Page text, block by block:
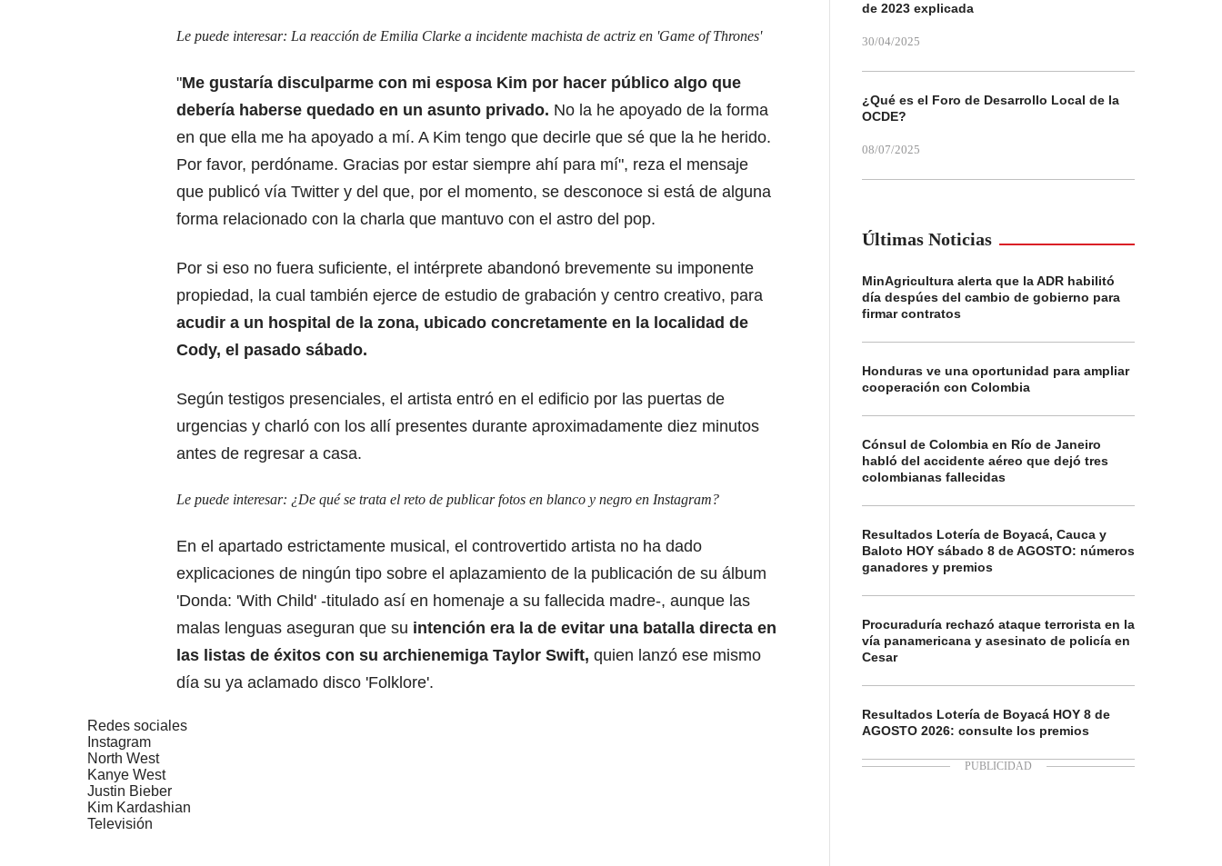
Le puede interesar: La reacción de Emilia Clarke a incidente machista de actriz en 'Game of Thrones'
"Me gustaría disculparme con mi esposa Kim por hacer público algo que
debería haberse quedado en un asunto privado. No la he apoyado de la forma
en que ella me ha apoyado a mí. A Kim tengo que decirle que sé que la he herido.
Por favor, perdóname. Gracias por estar siempre ahí para mí", reza el mensaje
que publicó vía Twitter y del que, por el momento, se desconoce si está de alguna
forma relacionado con la charla que mantuvo con el astro del pop.
Por si eso no fuera suficiente, el intérprete abandonó brevemente su imponente
propiedad, la cual también ejerce de estudio de grabación y centro creativo, para
acudir a un hospital de la zona, ubicado concretamente en la localidad de
Cody, el pasado sábado.
Según testigos presenciales, el artista entró en el edificio por las puertas de
urgencias y charló con los allí presentes durante aproximadamente diez minutos
antes de regresar a casa.
Le puede interesar: ¿De qué se trata el reto de publicar fotos en blanco y negro en Instagram?
En el apartado estrictamente musical, el controvertido artista no ha dado
explicaciones de ningún tipo sobre el aplazamiento de la publicación de su álbum
'Donda: 'With Child' -titulado así en homenaje a su fallecida madre-, aunque las
malas lenguas aseguran que su intención era la de evitar una batalla directa en
las listas de éxitos con su archienemiga Taylor Swift, quien lanzó ese mismo
día su ya aclamado disco 'Folklore'.
Redes sociales
Instagram
North West
Kanye West
Justin Bieber
Kim Kardashian
Televisión
de 2023 explicada
30/04/2025
¿Qué es el Foro de Desarrollo Local de la
OCDE?
08/07/2025
Últimas Noticias
MinAgricultura alerta que la ADR habilitó
día despúes del cambio de gobierno para
firmar contratos
Honduras ve una oportunidad para ampliar
cooperación con Colombia
Cónsul de Colombia en Río de Janeiro
habló del accidente aéreo que dejó tres
colombianas fallecidas
Resultados Lotería de Boyacá, Cauca y
Baloto HOY sábado 8 de AGOSTO: números
ganadores y premios
Procuraduría rechazó ataque terrorista en la
vía panamericana y asesinato de policía en
Cesar
Resultados Lotería de Boyacá HOY 8 de
AGOSTO 2026: consulte los premios